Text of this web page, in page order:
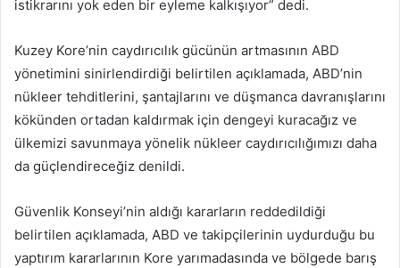
istikrarını yok eden bir eyleme kalkışıyor” dedi.
Kuzey Kore’nin caydırıcılık gücünün artmasının ABD
yönetimini sinirlendirdiği belirtilen açıklamada, ABD’nin
nükleer tehditlerini, şantajlarını ve düşmanca davranışlarını
kökünden ortadan kaldırmak için dengeyi kuracağız ve
ülkemizi savunmaya yönelik nükleer caydırıcılığımızı daha
da güçlendireceğiz denildi.
Güvenlik Konseyi’nin aldığı kararların reddedildiği
belirtilen açıklamada, ABD ve takipçilerinin uydurduğu bu
yaptırım kararlarının Kore yarımadasında ve bölgede barış